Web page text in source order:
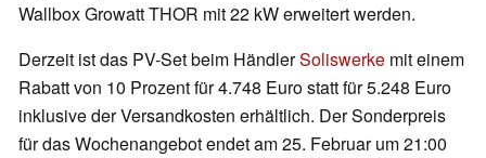
Wallbox Growatt THOR mit 22 kW erweitert werden.
Derzeit ist das PV-Set beim HändlerSoliswerke mit einem
Rabatt von 10 Prozent für 4.748 Euro statt für 5.248 Euro
inklusive der Versandkosten erhältlich. Der Sonderpreis
für das Wochenangebot endet am 25. Februar um 21:00